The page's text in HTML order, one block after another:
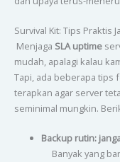
Survival Kit: Tips Praktis
Menjaga SLA uptime
mudah, apalagi kalau
Tapi, ada beberapa tips
terapkan agar server
seminimal mungkin.
Backup rutin:
Banyak yang